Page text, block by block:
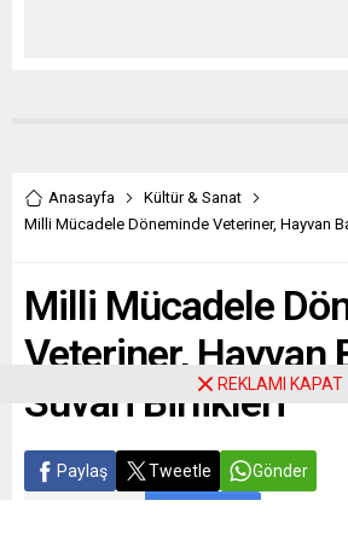
Anasayfa
Kültür & Sanat
Milli Mücadele Döneminde Veteriner, Hayvan
Milli Mücadele
Veteriner, Hayvan
Suvari Birlikleri
Paylaş Tweetle Gönder
REKLAMI KAPAT